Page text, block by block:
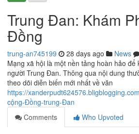
Trung Đan: Khám
Đồng
trung-an745199 28 days ago News
Mạng xã hội là một nền tảng hoàn hảo để
người Trung Đan. Thông qua nội dung
theo dõi diễn biến mới nhất về văn
https://
cộng-Đồng-trung-Đan
Comments
Who Upvoted